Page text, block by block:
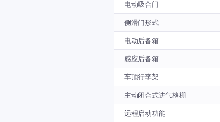
电动吸合门
侧滑门形式
电动后备箱
感应后备箱
车顶行李架
主动闭合式进气格栅
远程启动功能